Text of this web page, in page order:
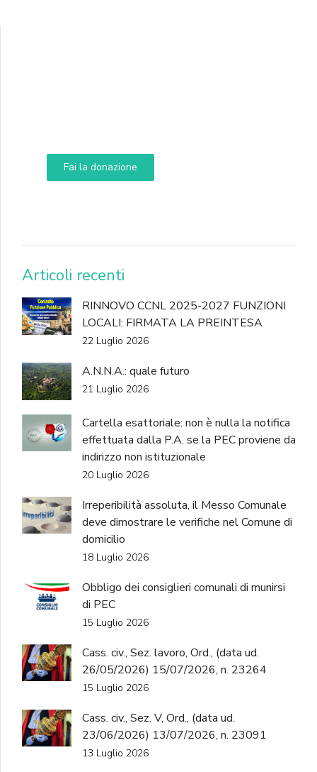
Fai la donazione
DONA
Articoli recenti
RINNOVO CCNL 2025-2027 FUNZIONI
LOCALI: FIRMATA LA PREINTESA
22 Luglio 2026
A.N.N.A.: quale futuro
21 Luglio 2026
Cartella esattoriale: non è nulla la notifica
effettuata dalla P.A. se la PEC proviene da
indirizzo non istituzionale
20 Luglio 2026
Irreperibilità assoluta, il Messo Comunale
deve dimostrare le verifiche nel Comune di
domicilio
18 Luglio 2026
Obbligo dei consiglieri comunali di munirsi
di PEC
15 Luglio 2026
Cass. civ., Sez. lavoro, Ord., (data ud.
26/05/2026) 15/07/2026, n. 23264
15 Luglio 2026
Cass. civ., Sez. V, Ord., (data ud.
23/06/2026) 13/07/2026, n. 23091
13 Luglio 2026